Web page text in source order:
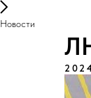
Новости